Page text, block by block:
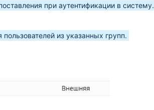
при аутентификации в систему.
из указанных групп.